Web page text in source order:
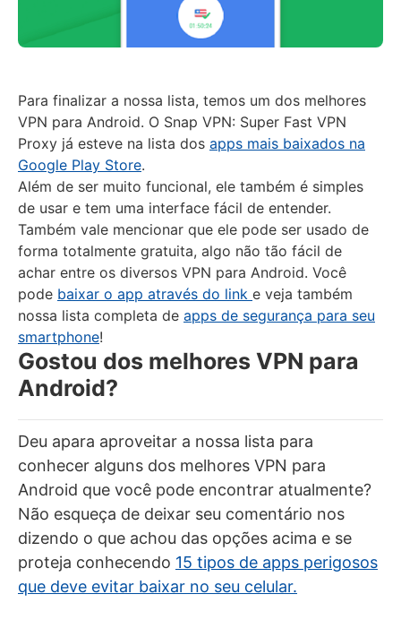
Para finalizar a nossa lista, temos um dos melhores
VPN para Android. O Snap VPN: Super Fast VPN
Proxy já esteve na lista dos apps mais baixados na
Google Play Store.
Além de ser muito funcional, ele também é simples
de usar e tem uma interface fácil de entender.
Também vale mencionar que ele pode ser usado de
forma totalmente gratuita, algo não tão fácil de
achar entre os diversos VPN para Android. Você
pode baixar o app através do link e veja também
nossa lista completa de apps de segurança para seu
smartphone!
Gostou dos melhores VPN para
Android?
Deu apara aproveitar a nossa lista para
conhecer alguns dos melhores VPN para
Android que você pode encontrar atualmente?
Não esqueça de deixar seu comentário nos
dizendo o que achou das opções acima e se
proteja conhecendo 15 tipos de apps perigosos
que deve evitar baixar no seu celular.